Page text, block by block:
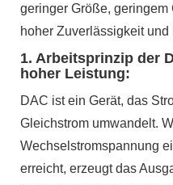
geringer Größe, geringem
hoher Zuverlässigkeit
1. Arbeitsprinzip der
hoher Leistung:
DAC ist ein Gerät, das
Gleichstrom umwandelt.
Wechselstromspannung
erreicht, erzeugt das